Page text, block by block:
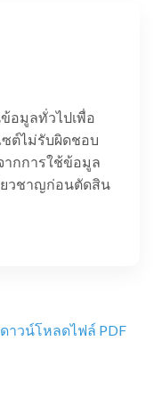
อมูลทั่วไปเพื่อ
ซต์ไม่รับผิดชอบ
ากการใช้ข้อมูล
ยวชาญก่อนตัดสิน
ดาวน์โหลดไฟล์ PDF